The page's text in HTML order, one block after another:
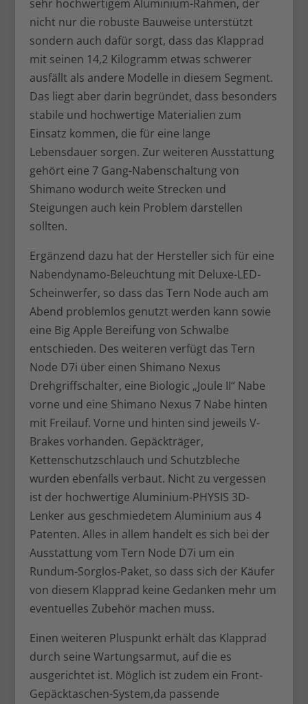
sehr hochwertigem Aluminium-Rahmen, der
nicht nur die robuste Bauweise unterstützt
sondern auch dafür sorgt, dass das Klapprad
mit seinen 14,2 Kilogramm etwas schwerer
ausfällt als andere Modelle in diesem Segment.
Das liegt aber darin begründet, dass besonders
stabile und hochwertige Materialien zum
Einsatz kommen, die für eine lange
Lebensdauer sorgen. Zur weiteren Ausstattung
gehört eine 7 Gang-Nabenschaltung von
Shimano wodurch weite Strecken und
Steigungen auch kein Problem darstellen
sollten.
Ergänzend dazu hat der Hersteller sich für eine
Nabendynamo-Beleuchtung mit Deluxe-LED-
Scheinwerfer, so dass das Tern Node auch am
Abend problemlos genutzt werden kann sowie
eine Big Apple Bereifung von Schwalbe
entschieden. Des weiteren verfügt das Tern
Node D7i über einen Shimano Nexus
Drehgriffschalter, eine Biologic „Joule II“ Nabe
vorne und eine Shimano Nexus 7 Nabe hinten
mit Freilauf. Vorne und hinten sind jeweils V-
Brakes vorhanden. Gepäckträger,
Kettenschutzschlauch und Schutzbleche
wurden ebenfalls verbaut. Nicht zu vergessen
ist der hochwertige Aluminium-PHYSIS 3D-
Lenker aus geschmiedetem Aluminium aus 4
Patenten. Alles in allem handelt es sich bei der
Ausstattung vom Tern Node D7i um ein
Rundum-Sorglos-Paket, so dass sich der Käufer
von diesem Klapprad keine Gedanken mehr um
eventuelles Zubehör machen muss.
Einen weiteren Pluspunkt erhält das Klapprad
durch seine Wartungsarmut, auf die es
ausgerichtet ist. Möglich ist zudem ein Front-
Gepäcktaschen-System,da passende